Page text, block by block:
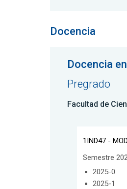
Docencia
Docencia
Pregrado
Facultad de
1IND47 -
Semestre
2025-0
2025-1